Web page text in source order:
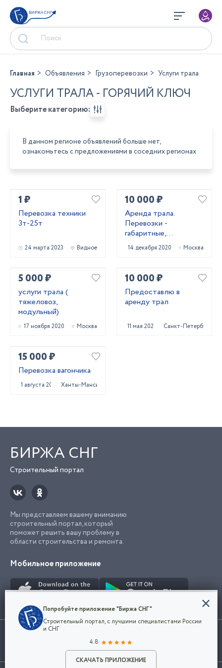
БИРЖА СНГ
Разместить объявление
Главная Объявления Грузоперевозки Услуги трала
УСЛУГИ ТРАЛА - ГОРЯЧИЙ КЛЮЧ
Выберите категорию:
В данном регионе объявлений больше нет,
ознакомьтесь с предложениями в соседних регионах
1 ₽
Перевозка техники
3т-25т
24 марта 2023 Видное
10 000 ₽
Аренда трала.
Перевозки -
габаритные,
негабаритные
14 декабря 2020 Москва
5 000 ₽
услуги трала (
тяжеловоз,
модульный)
17 ноября 2020 Москва
10 000 ₽
Предоставлю в
аренду трал
11 мая 2023 Санкт-Петербург
15 000 ₽
Перевозка вагончика
1 августа 2024 Ханты-Мансийск
БИРЖА СНГ
Строительный портал
Мы представляем вашему вниманию
строительный портал, который
поможет решить вашу проблему в
области строительства и ремонта.
Мобильное приложение
Использование сайта, в том числе подача объявлений, означает
марки представленные на сайте являются собственностью их
Конфиденциальность
Мы используем файлы cookie, чтобы сделать
наш сайт удобным для каждого
Политикой конфиденциальности компании
и принимаете условия использования cookie.
Попробуйте приложение "Биржа СНГ"
Строительный портал, с лучшими специалистами России
и СНГ
4.8
СКАЧАТЬ ПРИЛОЖЕНИЕ